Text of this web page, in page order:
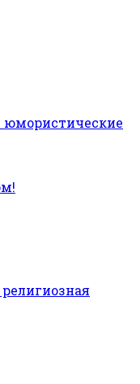
юмористические